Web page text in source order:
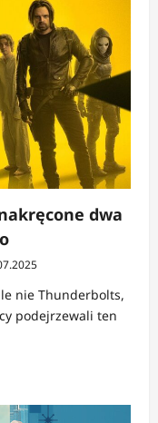
dwa
nie Thunderbolts,
podejrzewali ten